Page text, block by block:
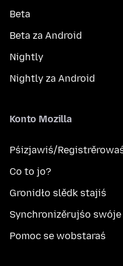
Beta
Beta za Android
Nightly
Nightly za Android
Konto Mozilla
Pśizjawiś/
Co to jo?
Gronidło slědk stajiś
Synchronizěrujśo
Pomoc se wobstaraś